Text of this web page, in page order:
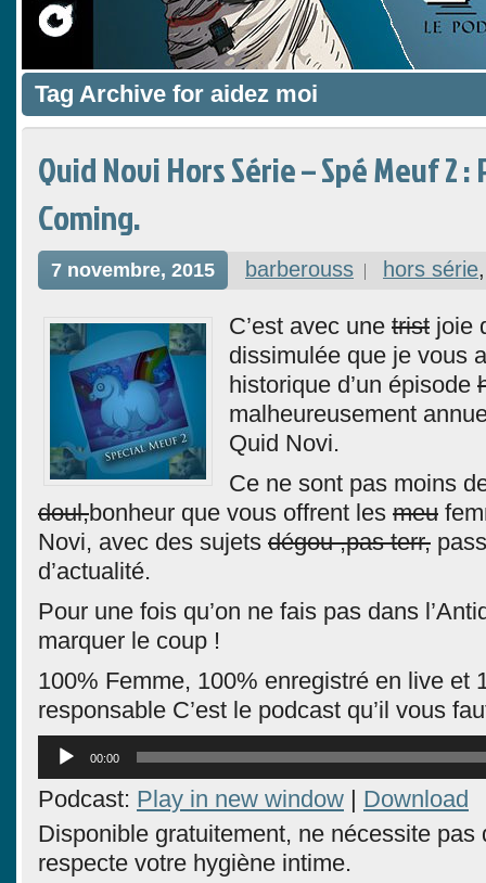
Tag Archive for aidez moi
Quid Novi Hors Série – Spé Meuf 2
Coming.
7 novembre, 2015 barberouss hors série
C’est avec une trist joie
dissimulée que je vous
historique d’un épisode
malheureusement
Quid Novi.
Ce ne sont pas moins
doul,bonheur que vous offrent les meu
Novi, avec des sujets dégou ,pas terr,
d’actualité.
Pour une fois qu’on ne fais pas dans
marquer le coup !
100% Femme, 100% enregistré en live et
responsable C’est le podcast qu’il vous
Lecteur
audio
00:00
Podcast: Play in new window | Download
Disponible gratuitement, ne nécessite pas
respecte votre hygiène intime.